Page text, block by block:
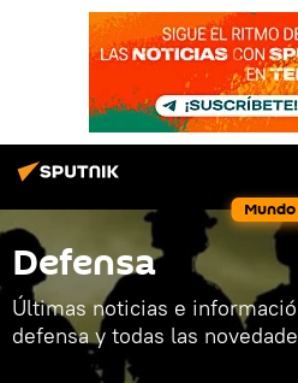
Mundo
Defensa
Últimas noticias e
defensa y todas las